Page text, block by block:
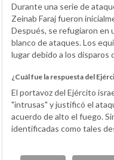
Durante una serie de
Zeinab Faraj fueron
Después, se refugiaron en
blanco de ataques. Los
lugar debido a los disparos
¿Cuál fue la respuesta del
El portavoz del Ejército
"intrusas" y justificó el
acuerdo de alto el fuego.
identificadas como tales